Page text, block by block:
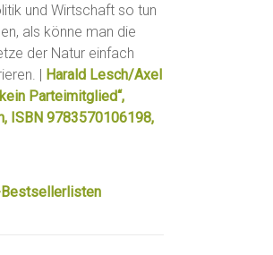
und Wirtschaft so tun
als könne man die
der Natur einfach
| Harald Lesch/Axel
Parteimitglied“,
ISBN 9783570106198,